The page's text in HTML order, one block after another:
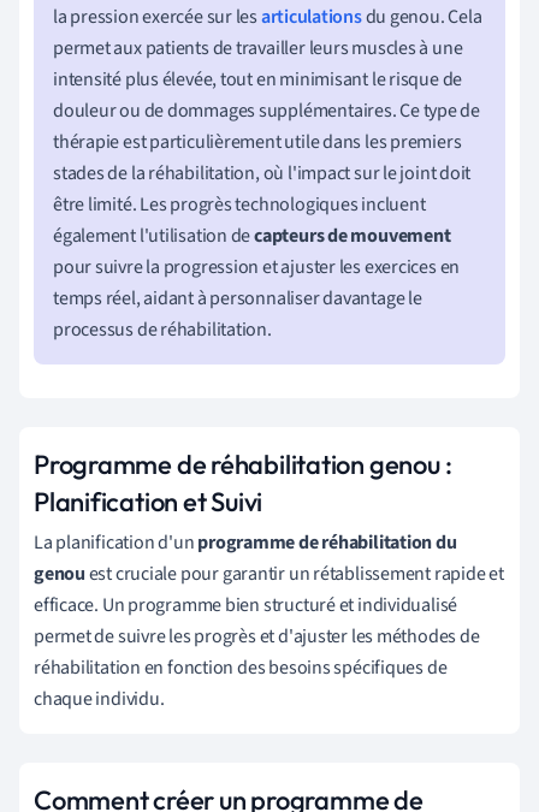
la pression exercée sur lesarticulationsdu genou. Cela
permet aux patients de travailler leurs muscles à une
intensité plus élevée, tout en minimisant le risque de
douleur ou de dommages supplémentaires. Ce type de
thérapie est particulièrement utile dans les premiers
stades de la réhabilitation, où l'impact sur le joint doit
être limité. Les progrès technologiques incluent
également l'utilisation decapteurs de mouvement
pour suivre la progression et ajuster les exercices en
temps réel, aidant à personnaliser davantage le
processus de réhabilitation.
Programme de réhabilitation genou :
Planification et Suivi
La planification d'unprogramme de réhabilitation du
genouest cruciale pour garantir un rétablissement rapide et
efficace. Un programme bien structuré et individualisé
permet de suivre les progrès et d'ajuster les méthodes de
réhabilitation en fonction des besoins spécifiques de
chaque individu.
Comment créer un programme de